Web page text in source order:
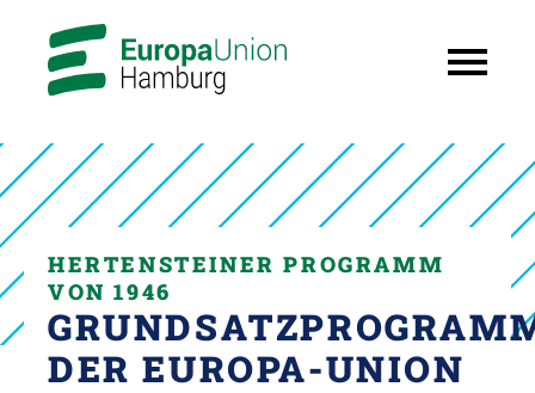
HERTENSTEINER PROGRAMM
VON 1946
DER EUROPA-UNION